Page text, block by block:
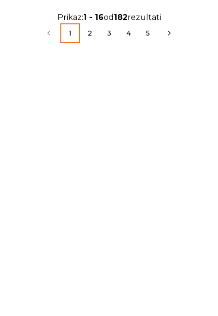
Prikaz:1 - 16od 182rezultati
1 2 3 4 5